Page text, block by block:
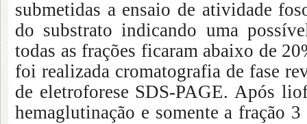
submetidas a ensaio de atividade
do substrato indicando uma
todas as frações ficaram abaixo de
foi realizada cromatografia de fase
de eletroforese SDS-PAGE. Após
hemaglutinação e somente a fração